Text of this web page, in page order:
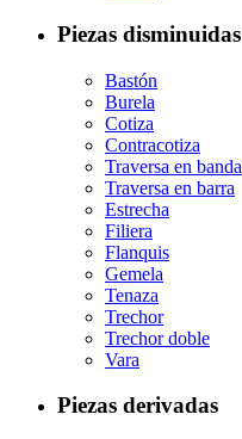
Piezas disminuidas
Bastón
Burela
Cotiza
Contracotiza
Traversa en banda
Traversa en barra
Estrecha
Filiera
Flanquis
Gemela
Tenaza
Trechor
Trechor doble
Vara
Piezas derivadas